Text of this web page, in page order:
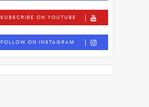
SUBSCRIBE ON YOUTUBE
FOLLOW ON INSTAGRAM